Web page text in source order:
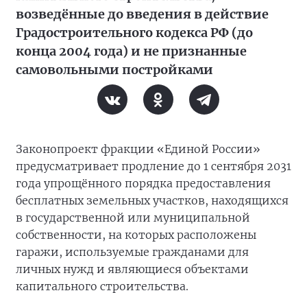
возведённые до введения в действие
Градостроительного кодекса РФ (до
конца 2004 года) и не признанные
самовольными постройками
Законопроект фракции «Единой России»
предусматривает продление до 1 сентября 2031
года упрощённого порядка предоставления
бесплатных земельных участков, находящихся
в государственной или муниципальной
собственности, на которых расположены
гаражи, используемые гражданами для
личных нужд и являющиеся объектами
капитального строительства.